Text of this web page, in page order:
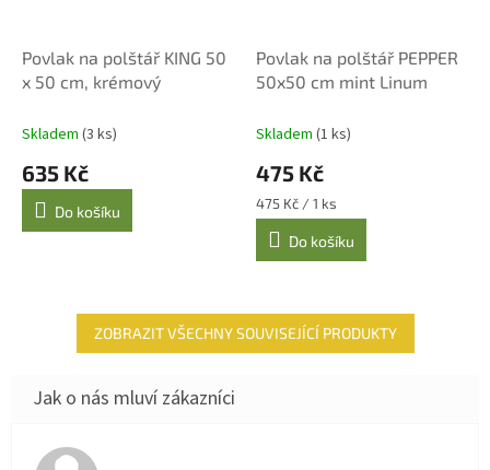
Povlak na polštář KING 50
x 50 cm, krémový
Skladem (3 ks)
635 Kč
Do košíku
Povlak na polštář PEPPER
50x50 cm mint Linum
Skladem (1 ks)
475 Kč
Měrná
cena:
475 Kč / 1 ks
Do košíku
ZOBRAZIT VŠECHNY SOUVISEJÍCÍ PRODUKTY